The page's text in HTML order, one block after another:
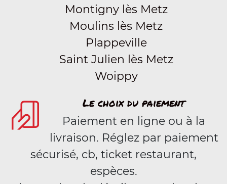
Montigny lès Metz
Moulins lès Metz
Plappeville
Saint Julien lès Metz
Woippy
Le choix du paiement
Paiement en ligne ou à la
livraison. Réglez par paiement
sécurisé, cb, ticket restaurant,
espèces.